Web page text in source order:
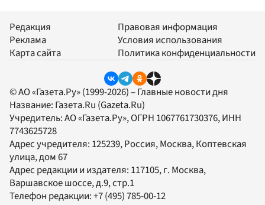
Редакция
Реклама
Карта сайта
Правовая информация
Условия использования
Политика конфиденциальности
© АО «Газета.Ру» (1999-2026) – Главные новости дня
Название: Газета.Ru (Gazeta.Ru)
Учредитель:АО «Газета.Ру», ОГРН 1067761730376, ИНН
7743625728
Адрес учредителя: 125239, Россия, Москва, Коптевская
улица, дом 67
Адрес редакции и издателя: 117105, г. Москва,
Варшавское шоссе, д.9, стр.1
Телефон редакции:+7 (495) 785-00-12